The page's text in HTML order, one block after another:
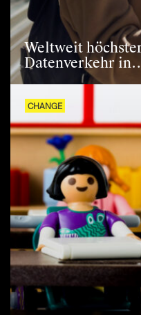
Weltweit
Datenverkehr
CHANGE